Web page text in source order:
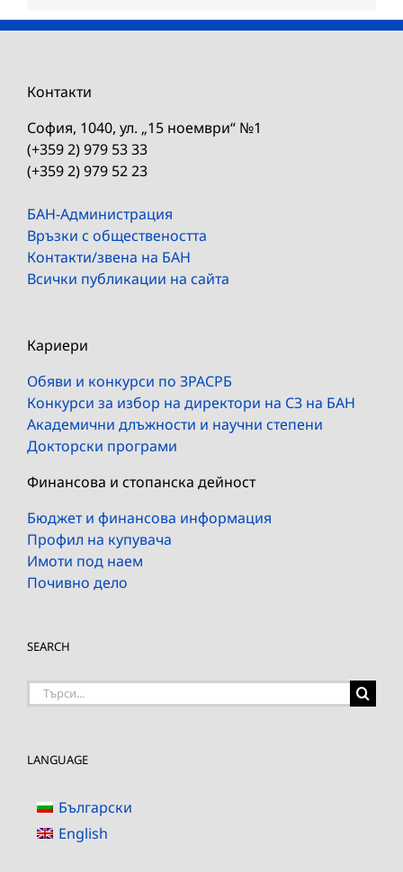
Контакти
София, 1040, ул. „15 ноември“ №1
(+359 2) 979 53 33
(+359 2) 979 52 23
БАН-Администрация
Връзки с обществеността
Контакти/звена на БАН
Всички публикации на сайта
Кариери
Обяви и конкурси по ЗРАСРБ
Конкурси за избор на директори на СЗ на БАН
Академични длъжности и научни степени
Докторски програми
Финансова и стопанска дейност
Бюджет и финансова информация
Профил на купувача
Имоти под наем
Почивно дело
SEARCH
Търсене
LANGUAGE
Български
English